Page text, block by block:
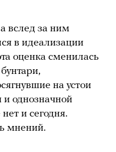
вслед за ним
в идеализации
оценка сменилась
на устои
и однозначной
и сегодня.
мнений.